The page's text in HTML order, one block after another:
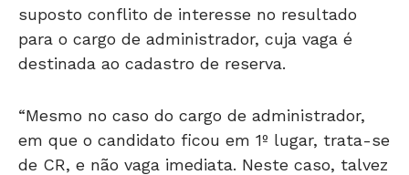
suposto conflito de interesse no resultado
para o cargo de administrador, cuja vaga é
destinada ao cadastro de reserva.
“Mesmo no caso do cargo de administrador,
em que o candidato ficou em 1º lugar, trata-se
de CR, e não vaga imediata. Neste caso, talvez